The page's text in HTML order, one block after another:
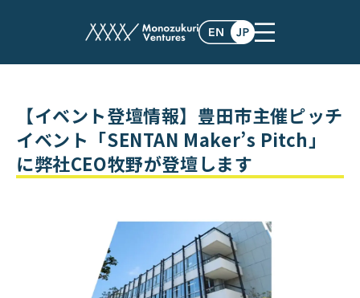
events
【イベント登壇情報】豊⽥市主催ピッチ
イベント「SENTAN Maker’s Pitch」
に弊社CEO牧野が登壇します